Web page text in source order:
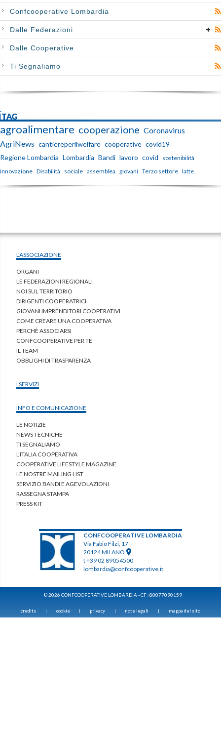
Confcooperative Lombardia
Dalle Federazioni
Dalle Cooperative
Ti Segnaliamo
iTAG
agroalimentare cooperazione Coronavirus
AgriNews cantiereperilwelfare cooperative covid19
Regione Lombardia Lombardia Bandi lavoro covid
sostenibilità
innovazione Disabilità sociale assemblea giovani Terzo settore latte
L'ASSOCIAZIONE
ORGANI
LE FEDERAZIONI REGIONALI
NOI SUL TERRITORIO
DIRIGENTI COOPERATRICI
GIOVANI IMPRENDITORI COOPERATIVI
COME CREARE UNA COOPERATIVA
PERCHÈ ASSOCIARSI
CONFCOOPERATIVE PER TE
IL TEAM
OBBLIGHI DI TRASPARENZA
I SERVIZI
INFO E COMUNICAZIONE
LE NOTIZIE
NEWS TECNICHE
TI SEGNALIAMO
L'ITALIA COOPERATIVA
COOPERATIVE LIFESTYLE MAGAZINE
LE NOSTRE MAILING LIST
SERVIZIO BANDI E AGEVOLAZIONI
RASSEGNA STAMPA
PRESS KIT
CONFCOOPERATIVE LOMBARDIA
Via Fabio Filzi, 17
20124 MILANO
t +39 02 89054500
lombardia@confcooperative.it
© 2026 CONFCOOPERATIVE LOMBARDIA - CF : 80077090159
credits | cookie | privacy | note legali | mappa del sito